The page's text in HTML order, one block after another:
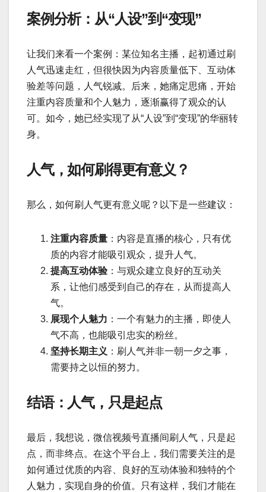
案例分析：从“人设”到“变现”
让我们来看一个案例：某位知名主播，起初通过刷
人气迅速走红，但很快因为内容质量低下、互动体
验差等问题，人气锐减。后来，她痛定思痛，开始
注重内容质量和个人魅力，逐渐赢得了观众的认
可。如今，她已经实现了从“人设”到“变现”的华丽转
身。
人气，如何刷得更有意义？
那么，如何刷人气更有意义呢？以下是一些建议：
注重内容质量 ：内容是直播的核心，只有优
质的内容才能吸引观众，提升人气。
提高互动体验：与观众建立良好的互动关
系，让他们感受到自己的存在，从而提高人
气。
展现个人魅力 ：一个有魅力的主播，即使人
气不高，也能吸引忠实的粉丝。
坚持长期主义 ：刷人气并非一朝一夕之事，
需要持之以恒的努力。
结语：人气，只是起点
最后，我想说，微信视频号直播间刷人气，只是起
点，而非终点。在这个平台上，我们需要关注的是
如何通过优质的内容、良好的互动体验和独特的个
人魅力，实现自身的价值。只有这样，我们才能在